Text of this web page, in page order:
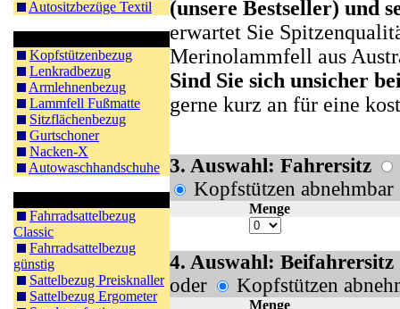
Autositzbezüge Textil
Kopfstützenbezug
Lenkradbezug
Armlehnenbezug
Lammfell Fußmatte
Sitzflächenbezug
Gurtschoner
Nacken-X
Autowaschhandschuhe
Fahrradsattelbezug
Classic
Fahrradsattelbezug
günstig
Sattelbezug Preisknaller
Sattelbezug Ergometer
(unsere Bestseller) und
erwartet Sie
Merinolammfell aus
Sind Sie sich unsicher
gerne kurz an für eine
3. Auswahl: Fahrersitz
Kopfstützen abnehmbar
Menge
4. Auswahl: Beifahrersitz
oder
Kopfstützen
Menge